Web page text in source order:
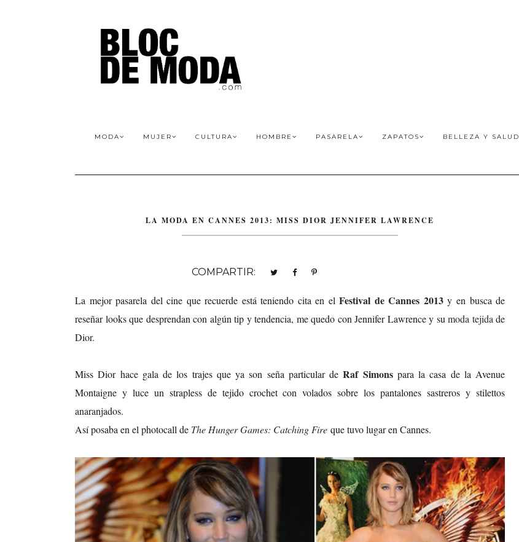
MODA MUJER CULTURA HOMBRE PASARELA ZAPATOS BELLEZA Y SALUD
LA MODA EN CANNES 2013: MISS DIOR JENNIFER LAWRENCE
COMPARTIR:
La mejor pasarela del cine que recuerde está teniendo cita en elFestival de Cannes 2013y en busca de
reseñar looks que desprendan con algún tip y tendencia, me quedo con Jennifer Lawrence y sumoda tejidade
Dior.
Miss Dior hace gala de los trajes que ya son seña particular deRaf Simonspara la casa de la Avenue
Montaigne y luce un strapless de tejido crochet con volados sobre los pantalones sastreros y stilettos
anaranjados.
Así posaba en el photocall de The Hunger Games: Catching Fire que tuvo lugar en Cannes.